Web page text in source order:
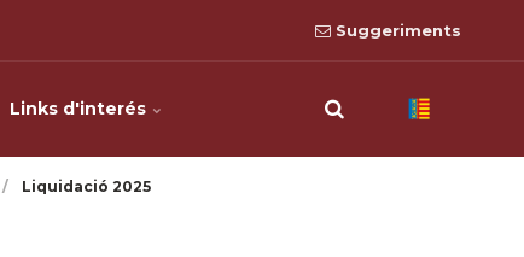
Suggeriments
Links d'interés
Liquidació 2025